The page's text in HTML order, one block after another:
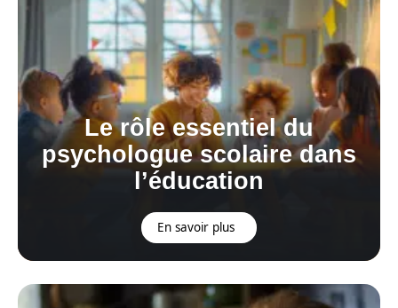
Le rôle essentiel du
psychologue scolaire dans
l’éducation
En savoir plus